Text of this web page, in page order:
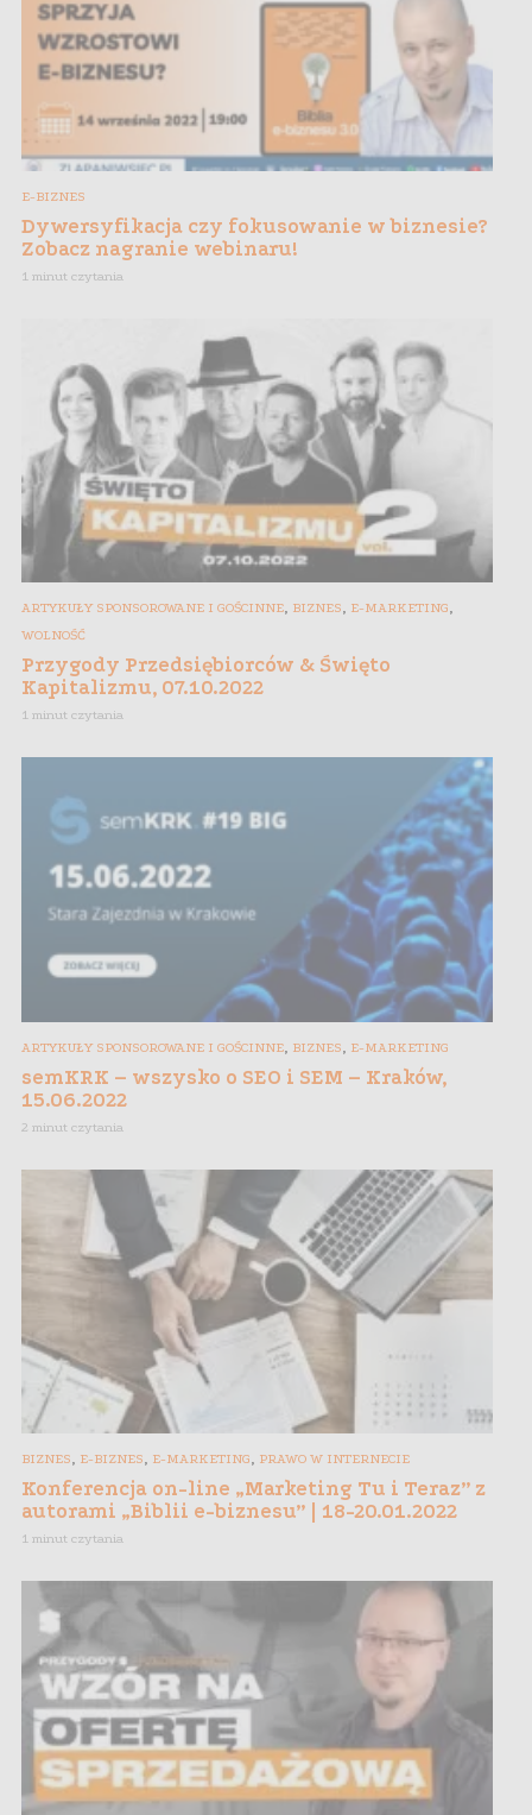
E-BIZNES
Dywersyfikacja czy fokusowanie w biznesie?
Zobacz nagranie webinaru!
1 minut czytania
ARTYKUŁY SPONSOROWANE I GOŚCINNE, BIZNES, E-MARKETING,
WOLNOŚĆ
Przygody Przedsiębiorców & Święto
Kapitalizmu, 07.10.2022
1 minut czytania
ARTYKUŁY SPONSOROWANE I GOŚCINNE BIZNES E-MARKETING
semKRK – wszysko o SEO i SEM – Kraków,
15.06.2022
2 minut czytania
BIZNES, E-BIZNES, E-MARKETING, PRAWO W INTERNECIE
Konferencja on-line „Marketing Tu i Teraz” z
autorami „Biblii e-biznesu” | 18-20.01.2022
1 minut czytania